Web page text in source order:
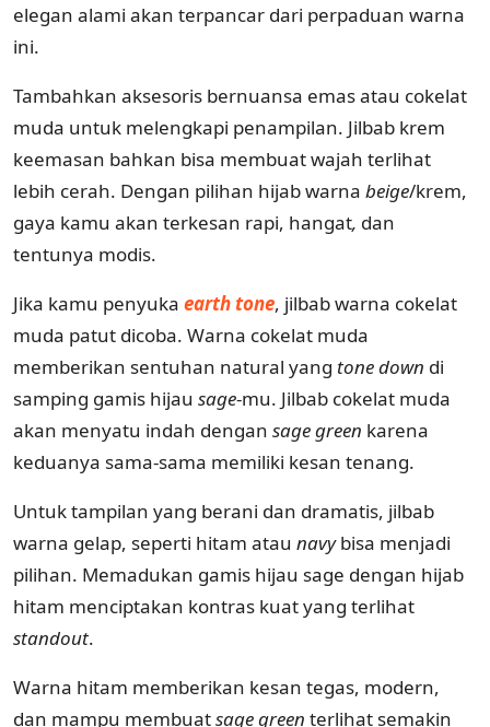
elegan alami akan terpancar dari perpaduan warna
ini.
Tambahkan aksesoris bernuansa emas atau cokelat
muda untuk melengkapi penampilan. Jilbab krem
keemasan bahkan bisa membuat wajah terlihat
lebih cerah. Dengan pilihan hijab warna beige/krem,
gaya kamu akan terkesan rapi, hangat, dan
tentunya modis.
Jika kamu penyuka earth tone, jilbab warna cokelat
muda patut dicoba. Warna cokelat muda
memberikan sentuhan natural yang tone down di
samping gamis hijau sage-mu. Jilbab cokelat muda
akan menyatu indah dengan sage green karena
keduanya sama-sama memiliki kesan tenang.
Untuk tampilan yang berani dan dramatis, jilbab
warna gelap, seperti hitam atau navybisa menjadi
pilihan. Memadukan gamis hijau sage dengan hijab
hitam menciptakan kontras kuat yang terlihat
standout.
Warna hitam memberikan kesan tegas, modern,
dan mampu membuatsage green terlihat semakin